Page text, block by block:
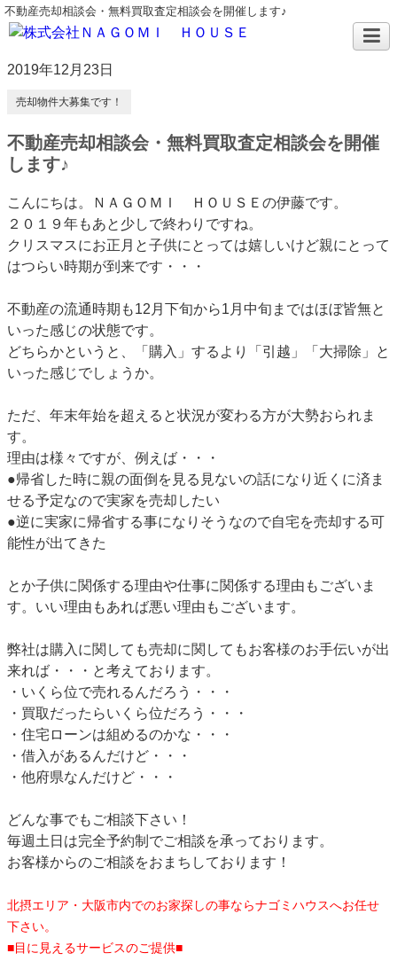
不動産売却相談会・無料買取査定相談会を開催します♪
2019年12月23日
売却物件大募集です！
不動産売却相談会・無料買取査定相談会を開催
します♪
こんにちは。ＮＡＧＯＭＩ ＨＯＵＳＥの伊藤です。
２０１９年もあと少しで終わりですね。
クリスマスにお正月と子供にとっては嬉しいけど親にとって
はつらい時期が到来です・・・
不動産の流通時期も12月下旬から1月中旬まではほぼ皆無と
いった感じの状態です。
どちらかというと、「購入」するより「引越」「大掃除」と
いった感じでしょうか。
ただ、年末年始を超えると状況が変わる方が大勢おられま
す。
理由は様々ですが、例えば・・・
●帰省した時に親の面倒を見る見ないの話になり近くに済ま
せる予定なので実家を売却したい
●逆に実家に帰省する事になりそうなので自宅を売却する可
能性が出てきた
とか子供に関係する理由や仕事に関係する理由もございま
す。いい理由もあれば悪い理由もございます。
弊社は購入に関しても売却に関してもお客様のお手伝いが出
来れば・・・と考えております。
・いくら位で売れるんだろう・・・
・買取だったらいくら位だろう・・・
・住宅ローンは組めるのかな・・・
・借入があるんだけど・・・
・他府県なんだけど・・・
どんな事でもご相談下さい！
毎週土日は完全予約制でご相談を承っております。
お客様からのご相談をおまちしております！
北摂エリア・大阪市内でのお家探しの事ならナゴミハウスへお任せ
下さい。
■目に見えるサービスのご提供■